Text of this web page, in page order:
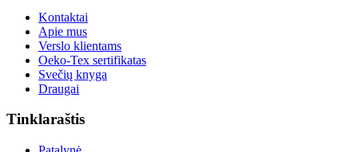
Kontaktai
Apie mus
Verslo klientams
Oeko-Tex sertifikatas
Svečių knyga
Draugai
Tinklaraštis